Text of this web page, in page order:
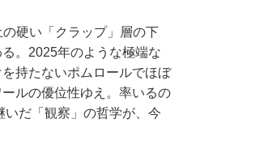
硬い「クラップ」層の下
。2025年のような極端な
持たないポムロールでほぼ
ルの優位性ゆえ。率いるの
だ「観察」の哲学が、今